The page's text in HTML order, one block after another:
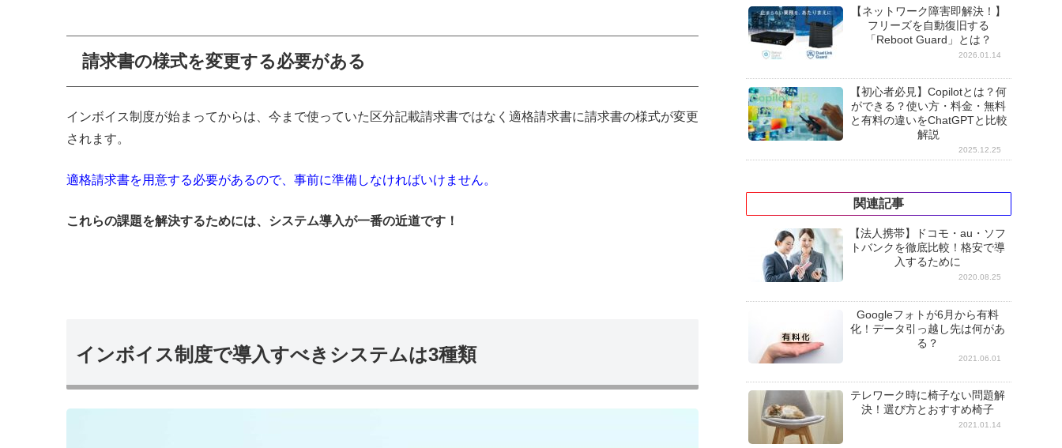
請求書の様式を変更する必要がある
インボイス制度が始まってからは、今まで使っていた区分記載請求書ではなく適格請求書に請求書の様式が変更
されます。
適格請求書を用意する必要があるので、事前に準備しなければいけません。
これらの課題を解決するためには、システム導入が一番の近道です！
インボイス制度で導入すべきシステムは3種類
【ネットワーク障害即解決！】
フリーズを自動復旧する
「Reboot Guard」とは？
2026.01.14
【初心者必見】Copilotとは？何
ができる？使い方・料金・無料
と有料の違いをChatGPTと比較
解説
2025.12.25
関連記事
【法人携帯】ドコモ・au・ソフ
トバンクを徹底比較！格安で導
入するために
2020.08.25
Googleフォトが6月から有料
化！データ引っ越し先は何があ
る？
2021.06.01
テレワーク時に椅子ない問題解
決！選び方とおすすめ椅子
2021.01.14